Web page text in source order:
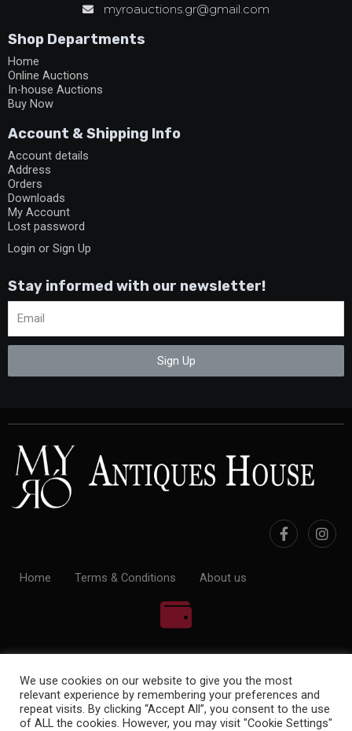
myroauctions.gr@gmail.com
Shop Departments
Home
Online Auctions
In-house Auctions
Buy Now
Account & Shipping Info
Account details
Address
Orders
Downloads
My Account
Lost password
Login or Sign Up
Stay informed with our newsletter!
Sign Up
Home Terms & Conditions About us
We use cookies on our website to give you the most
relevant experience by remembering your preferences and
repeat visits. By clicking “Accept All”, you consent to the use
of ALL the cookies. However, you may visit "Cookie Settings"